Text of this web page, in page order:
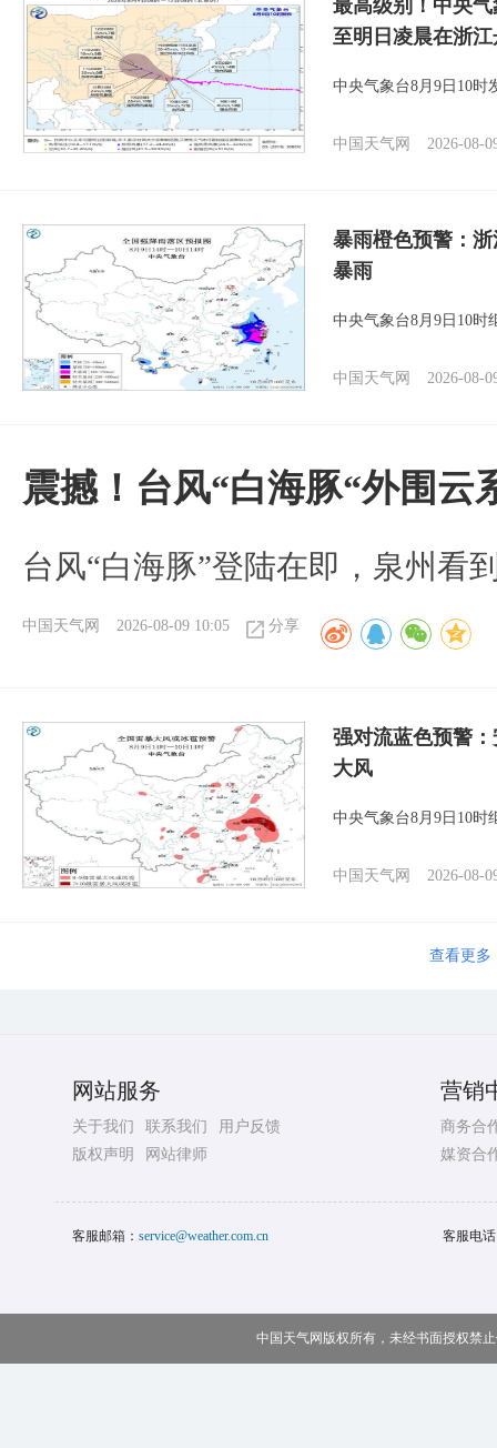
最高级别！中央
至明日凌晨在浙
中央气象台8月9日10时
中国天气网 2026-08-
暴雨橙色预警：
暴雨
中央气象台8月9日10时
中国天气网 2026-08-
震撼！台风“白海豚“外围云
台风“白海豚”登陆在即，泉州看
中国天气网 2026-08-09 10:05 分享
强对流蓝色预警
大风
中央气象台8月9日10时
中国天气网 2026-08-
查看更多
网站服务
关于我们 联系我们
用户反馈
版权声明
网站律师
营销
商务合
媒资合
客服邮箱： service@weather.com.cn 客服电
中国天气网版权所有，未经书面授权